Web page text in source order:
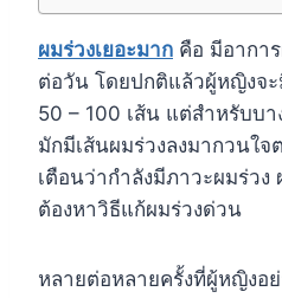
ผมร่วงเยอะมาก คือ มีอากา
ต่อวัน โดยปกติแล้วผู้หญิงจ
50 – 100 เส้น แต่สำหรับบ
มักมีเส้นผมร่วงลงมากวนใ
เตือนว่ากำลังมีภาวะผมร่ว
ต้องหาวิธีแก้ผมร่วงด่วน
หลายต่อหลายครั้งที่ผู้หญิงอย่